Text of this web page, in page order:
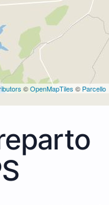
©OpenMapTiles © Parcello